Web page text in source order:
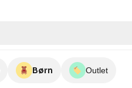
Børn Outlet